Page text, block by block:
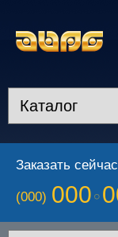
Заказать сейчас
(000) 000